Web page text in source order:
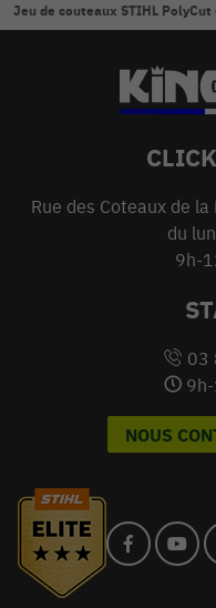
Jeu de couteaux STIHL
Rue des Coteaux de
du
9h-
03
NOUS